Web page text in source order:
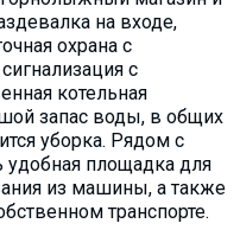
на входе,
охрана с
с
котельная
запас воды, в общих
уборка. Рядом с
удобная площадка для
из машины, а также
транспорте.